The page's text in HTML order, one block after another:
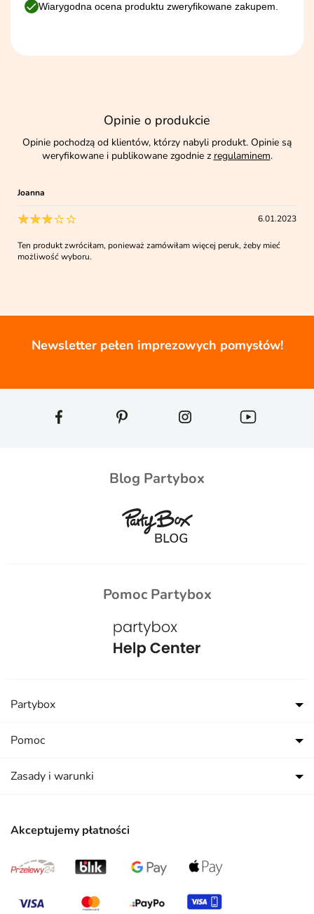
Wiarygodna ocena produktu zweryfikowane zakupem.
Opinie o produkcie
Opinie pochodzą od klientów, którzy nabyli produkt. Opinie są
weryfikowane i publikowane zgodnie z regulaminem.
Joanna
6.01.2023
Ten produkt zwróciłam, ponieważ zamówiłam więcej peruk, żeby mieć
możliwość wyboru.
Newsletter pełen imprezowych pomysłów!
Blog Partybox
Pomoc Partybox
Akceptujemy płatności
Partybox
Pomoc
Zasady i warunki